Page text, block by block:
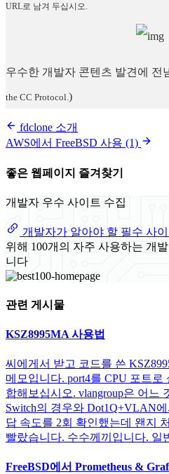
URL로 남겨 두십시오.
우수한 개발자 콘텐츠 발견에 전
the CC Protocol.)
fdclone 소개
AWS에서 FreeBSD 사용 (1)
좋은 웹페이지 즐겨찾기
개발자 우수 사이트 수집
개발자가 알아야 할 필수 사이
위해 100개의 자주 사용하는 개
니다
관련 게시물
KSZ8995MA 사용법
씨에게서 받고 코드를 쓴
메모입니다. port4를 CPU 포트
합해보십시오. vlangroup은 어느
Switch의 경우와 Dot1Q+VLAN
답 속도를 2회 확인했는데 왠지
빨랐습니다. 수수께끼입니다. 일
FreeBSD에서 Prometheus &